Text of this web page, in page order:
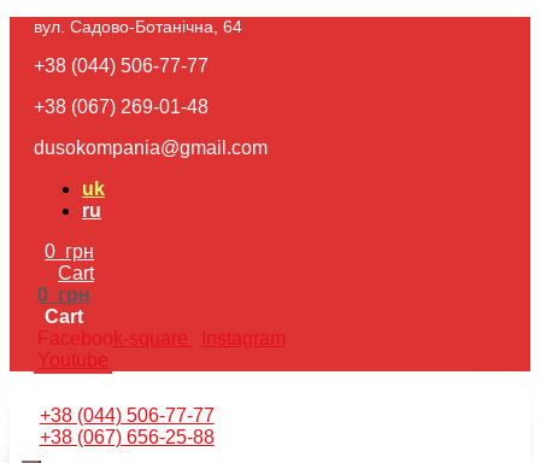
вул. Садово-Ботанічна, 64​
+38 (044) 506-77-77
+38 (067) 269-01-48
dusokompania@gmail.com
uk
ru
0 грн
Cart
0 грн
Cart
Facebook-square
Instagram
Youtube
+38 (044) 506-77-77
+38 (067) 656-25-88